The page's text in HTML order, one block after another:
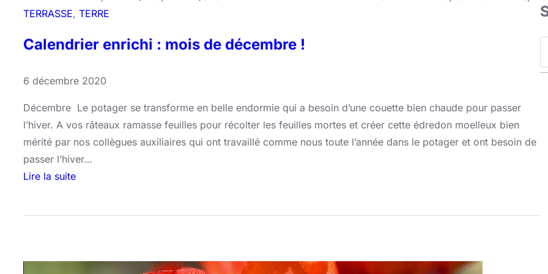
TERRASSE, TERRE
Calendrier enrichi : mois de décembre !
6 décembre 2020
Décembre Le potager se transforme en belle endormie qui a besoin d’une couette bien chaude pour passer
l’hiver. A vos râteaux ramasse feuilles pour récolter les feuilles mortes et créer cette édredon moelleux bien
mérité par nos collègues auxiliaires qui ont travaillé comme nous toute l’année dans le potager et ont besoin de
passer l’hiver…
Lire la suite
e